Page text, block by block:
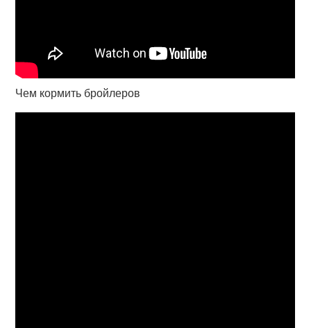
Чем кормить бройлеров